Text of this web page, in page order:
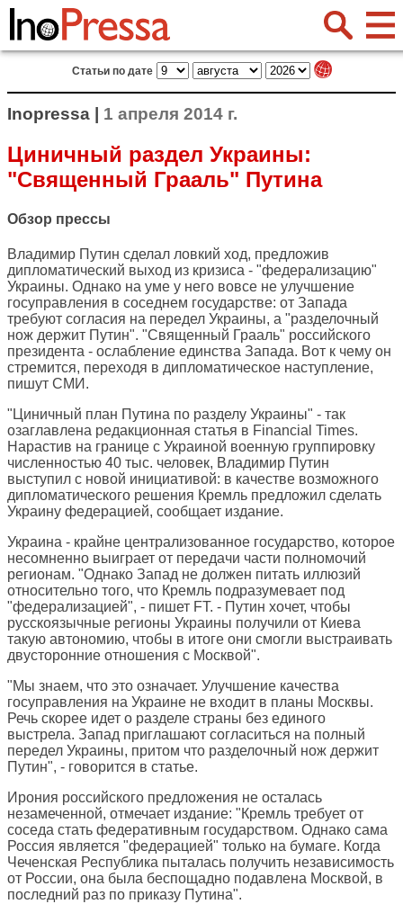
Статьи по дате
Inopressa | 1 апреля 2014 г.
Циничный раздел Украины:
"Священный Грааль" Путина
Обзор прессы
Владимир Путин сделал ловкий ход, предложив
дипломатический выход из кризиса - "федерализацию"
Украины. Однако на уме у него вовсе не улучшение
госуправления в соседнем государстве: от Запада
требуют согласия на передел Украины, а "разделочный
нож держит Путин". "Священный Грааль" российского
президента - ослабление единства Запада. Вот к чему он
стремится, переходя в дипломатическое наступление,
пишут СМИ.
"Циничный план Путина по разделу Украины" - так
озаглавлена редакционная статья в Financial Times.
Нарастив на границе с Украиной военную группировку
численностью 40 тыс. человек, Владимир Путин
выступил с новой инициативой: в качестве возможного
дипломатического решения Кремль предложил сделать
Украину федерацией, сообщает издание.
Украина - крайне централизованное государство, которое
несомненно выиграет от передачи части полномочий
регионам. "Однако Запад не должен питать иллюзий
относительно того, что Кремль подразумевает под
"федерализацией", - пишет FT. - Путин хочет, чтобы
русскоязычные регионы Украины получили от Киева
такую автономию, чтобы в итоге они смогли выстраивать
двусторонние отношения с Москвой".
"Мы знаем, что это означает. Улучшение качества
госуправления на Украине не входит в планы Москвы.
Речь скорее идет о разделе страны без единого
выстрела. Запад приглашают согласиться на полный
передел Украины, притом что разделочный нож держит
Путин", - говорится в статье.
Ирония российского предложения не осталась
незамеченной, отмечает издание: "Кремль требует от
соседа стать федеративным государством. Однако сама
Россия является "федерацией" только на бумаге. Когда
Чеченская Республика пыталась получить независимость
от России, она была беспощадно подавлена Москвой, в
последний раз по приказу Путина".